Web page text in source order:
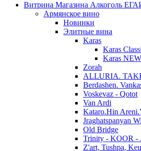
Витрина Магазина Алкоголь
Армянское вино
Новинки
Элитные вина
Karas
Karas
Karas NEW
Zorah
ALLURIA.
Berdashen.
Voskevaz - Qotot
Van Ardi
Kataro.Hin
Jraghatspanyan
Old Bridge
Trinity - KOOR -
Z'art, Tushpa,